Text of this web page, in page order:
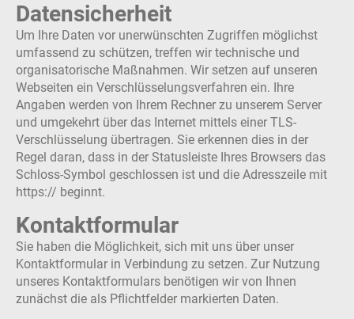
Datensicherheit
Um Ihre Daten vor unerwünschten Zugriffen möglichst
umfassend zu schützen, treffen wir technische und
organisatorische Maßnahmen. Wir setzen auf unseren
Webseiten ein Verschlüsselungsverfahren ein. Ihre
Angaben werden von Ihrem Rechner zu unserem Server
und umgekehrt über das Internet mittels einer TLS-
Verschlüsselung übertragen. Sie erkennen dies in der
Regel daran, dass in der Statusleiste Ihres Browsers das
Schloss-Symbol geschlossen ist und die Adresszeile mit
https:// beginnt.
Kontaktformular
Sie haben die Möglichkeit, sich mit uns über unser
Kontaktformular in Verbindung zu setzen. Zur Nutzung
unseres Kontaktformulars benötigen wir von Ihnen
zunächst die als Pflichtfelder markierten Daten.